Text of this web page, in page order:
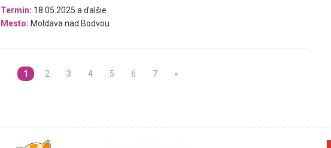
Termín: 18.05.2025 a ďalšie
Mesto: Moldava nad Bodvou
1 2 3 4 5 6 7 »